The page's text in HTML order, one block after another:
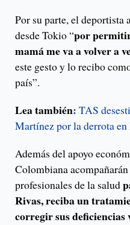
Por su parte, el deportista
desde Tokio “por
mamá me va a volver a
este gesto y lo recibo
país”.
Lea también: TAS
Martínez por la derrota
Además del apoyo
Colombiana
profesionales de la salud
Rivas, reciba un
corregir sus deficiencias